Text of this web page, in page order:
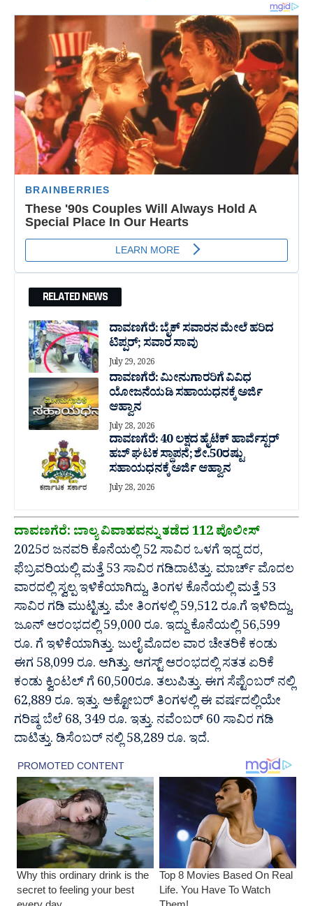
RELATED NEWS
ದಾವಣಗೆರೆ: ಬೈಕ್ ಸವಾರನ ಮೇಲೆ ಹರಿದ
ಟಿಪ್ಪರ್; ಸವಾರ ಸಾವು
July 29, 2026
ದಾವಣಗೆರೆ: ಮೀನುಗಾರರಿಗೆ ವಿವಿಧ
ಯೋಜನೆಯಡಿ ಸಹಾಯಧನಕ್ಕೆ ಅರ್ಜಿ
ಆಹ್ವಾನ
July 28, 2026
ದಾವಣಗೆರೆ: 40 ಲಕ್ಷದ ಹೈಟೆಕ್ ಹಾರ್ವೆಸ್ಟರ್
ಹಬ್ ಘಟಕ ಸ್ಥಾಪನೆ; ಶೇ.50ರಷ್ಟು
ಸಹಾಯಧನಕ್ಕೆ ಅರ್ಜಿ ಆಹ್ವಾನ
July 28, 2026
ದಾವಣಗೆರೆ: ಬಾಲ್ಯ ವಿವಾಹವನ್ನು ತಡೆದ 112 ಪೊಲೀಸ್
2025ರ ಜನವರಿ ಕೊನೆಯಲ್ಲಿ 52 ಸಾವಿರ ಒಳಗೆ ಇದ್ದ ದರ,
ಫೆಬ್ರವರಿಯಲ್ಲಿ ಮತ್ತೆ 53 ಸಾವಿರ ಗಡಿದಾಟಿತ್ತು. ಮಾರ್ಚ್ ಮೊದಲ
ವಾರದಲ್ಲಿ ಸ್ವಲ್ಪ ಇಳಿಕೆಯಾಗಿದ್ದು, ತಿಂಗಳ ಕೊನೆಯಲ್ಲಿ ಮತ್ತೆ 53
ಸಾವಿರ ಗಡಿ ಮುಟ್ಟಿತ್ತು. ಮೇ ತಿಂಗಳಲ್ಲಿ 59,512 ರೂ.ಗೆ ಇಳಿದಿದ್ದು,
ಜೂನ್ ಆರಂಭದಲ್ಲಿ 59,000 ರೂ. ಇದ್ದು ಕೊನೆಯಲ್ಲಿ 56,599
ರೂ. ಗೆ ಇಳಿಕೆಯಾಗಿತ್ತು. ಜುಲೈ ಮೊದಲ ವಾರ ಚೇತರಿಕೆ ಕಂಡು
ಈಗ 58,099 ರೂ. ಆಗಿತ್ತು. ಆಗಸ್ಟ್ ಆರಂಭದಲ್ಲಿ ಸತತ ಏರಿಕೆ
ಕಂಡು ಕ್ವಿಂಟಲ್ ಗೆ 60,500ರೂ. ತಲುಪಿತ್ತು. ಈಗ ಸೆಪ್ಟೆಂಬರ್ ನಲ್ಲಿ
62,889 ರೂ. ಇತ್ತು. ಅಕ್ಟೋಬರ್ ತಿಂಗಳಲ್ಲಿ ಈ ವರ್ಷದಲ್ಲಿಯೇ
ಗರಿಷ್ಠ ಬೆಲೆ 68, 349 ರೂ. ಇತ್ತು. ನವೆಂಬರ್ 60 ಸಾವಿರ ಗಡಿ
ದಾಟಿತ್ತು. ಡಿಸೆಂಬರ್ ನಲ್ಲಿ 58,289 ರೂ. ಇದೆ.